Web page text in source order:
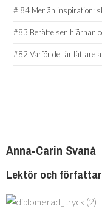
# 84 Mer än inspiration:
#83 Berättelser, hjärnan
#82 Varför det är lättare
Anna-Carin Svanå
Lektör och